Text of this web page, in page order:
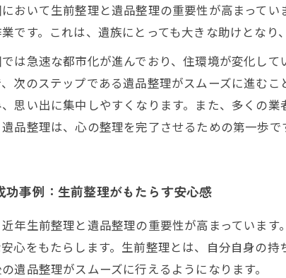
おいて生前整理と遺品整理の重要性が高まって
です。これは、遺族にとっても大きな助けとなり
は急速な都市化が進んでおり、住環境が変化し
次のステップである遺品整理がスムーズに進む
思い出に集中しやすくなります。また、多くの
品整理は、心の整理を完了させるための第一歩で
功事例：生前整理がもたらす安心感
年生前整理と遺品整理の重要性が高まっていま
心をもたらします。生前整理とは、自分自身の
遺品整理がスムーズに行えるようになります。